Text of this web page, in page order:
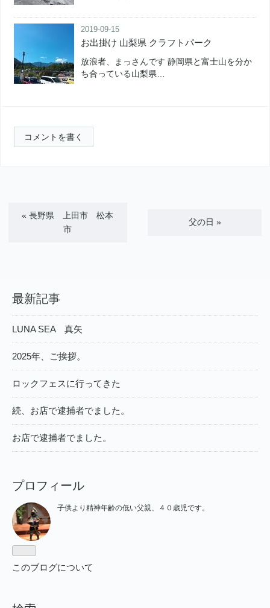
2019-09-15
お出掛け 山梨県 クラフトパーク
放浪者、まっさんです 静岡県と富士山を分か
ち合っている山梨県…
コメントを書く
«長野県 上田市 松本
市
父の日 »
最新記事
LUNA SEA 真矢
2025年、ご挨拶。
ロックフェスに行ってきた
続、お店で逮捕者でました。
お店で逮捕者でました。
プロフィール
子供より精神年齢の低い父親、４０歳児です。
このブログについて